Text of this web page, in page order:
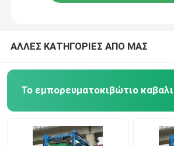
Καβαλικεύστε το γερανό
Καβαλικεύστε τον ανυψωτή
ΑΛΛΕΣ ΚΑΤΗΓΟΡΙΕΣ ΑΠΟ ΜΑΣ